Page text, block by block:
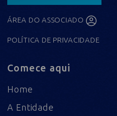
ÁREA DO ASSOCIADO
POLÍTICA DE PRIVACIDADE
Comece aqui
Home
A Entidade